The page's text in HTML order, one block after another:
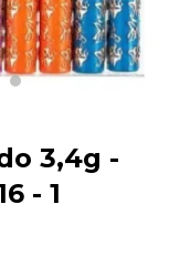
3,4g -
- 1